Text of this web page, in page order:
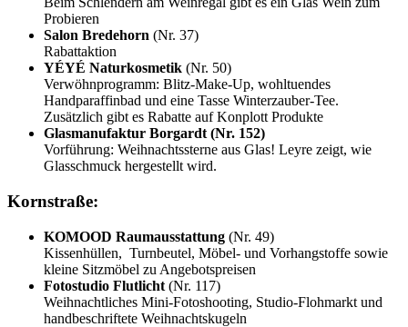
Probieren
Salon Bredehorn (Nr. 37)
Rabattaktion
YÉYÉ Naturkosmetik (Nr. 50)
Verwöhnprogramm: Blitz-Make-Up, wohltuendes
Handparaffinbad und eine Tasse Winterzauber-Tee.
Zusätzlich gibt es Rabatte auf Konplott Produkte
Glasmanufaktur Borgardt (Nr. 152)
Vorführung: Weihnachtssterne aus Glas! Leyre zeigt, wie
Glasschmuck hergestellt wird.
Kornstraße:
KOMOOD Raumausstattung (Nr. 49)
Kissenhüllen, Turnbeutel, Möbel- und Vorhangstoffe sowie
kleine Sitzmöbel zu Angebotspreisen
Fotostudio Flutlicht (Nr. 117)
Weihnachtliches Mini-Fotoshooting, Studio-Flohmarkt und
handbeschriftete Weihnachtskugeln